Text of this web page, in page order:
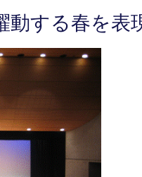
動する春を表